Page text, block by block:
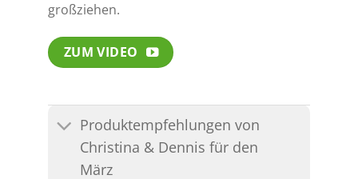
großziehen.
ZUM VIDEO
Produktempfehlungen von
Christina & Dennis für den
März